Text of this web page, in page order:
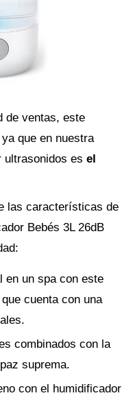
de ventas, este
que en nuestra
ultrasonidos es el
las características de
Bebés 3L 26dB
en un spa con este
cuenta con una
combinados con la
suprema.
con el humidificador